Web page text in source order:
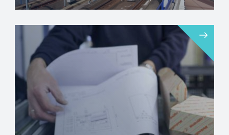
Binnen Kansen voor West zetten
bedrijven en publieke partners uit de
Randstad zich samen in om de re...